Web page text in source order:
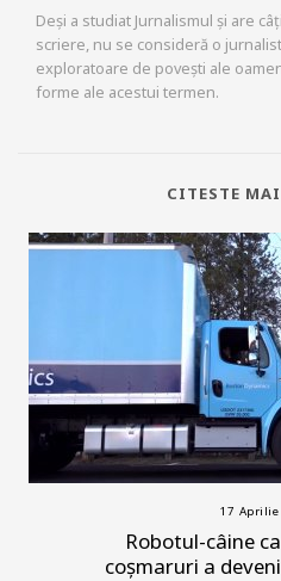
Deși a studiat Jurnalismul și are
scriere, nu se consideră o
exploratoare de povești ale
forme ale acestui termen.
CITESTE MAI
17 Aprilie
Robotul-câine
coșmaruri a